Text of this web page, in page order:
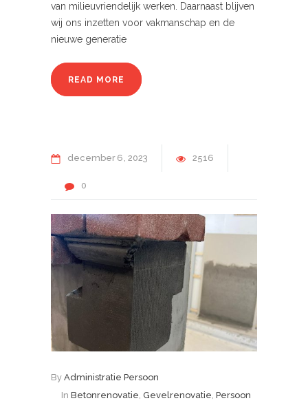
van milieuvriendelijk werken. Daarnaast blijven
wij ons inzetten voor vakmanschap en de
nieuwe generatie
READ MORE
december 6 2023 2516
0
By Administratie Persoon
In Betonrenovatie, Gevelrenovatie, Persoon